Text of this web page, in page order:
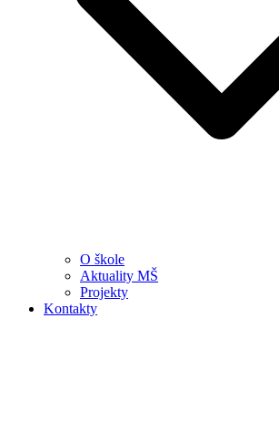
O škole
Aktuality MŠ
Projekty
Kontakty